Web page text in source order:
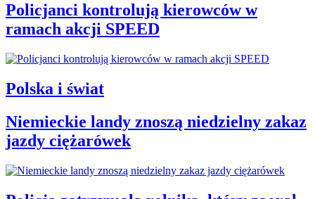
Policjanci kontrolują kierowców w
ramach akcji SPEED
Polska i świat
Niemieckie landy znoszą niedzielny zakaz
jazdy ciężarówek